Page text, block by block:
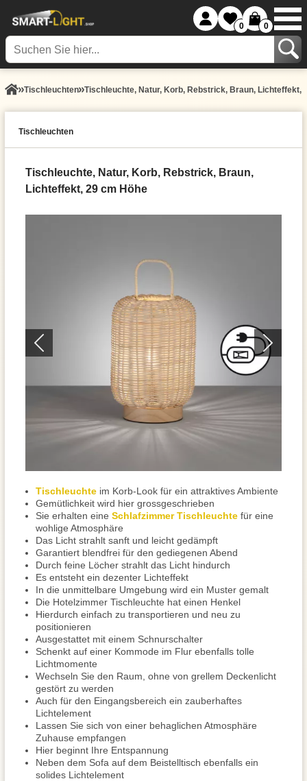
0 0
Tisch­leuchten Tischleuchte, Natur, Korb, Rebstrick, Braun, Lichteffekt,
Tisch­leuchten
Tischleuchte, Natur, Korb, Rebstrick, Braun,
Lichteffekt, 29 cm Höhe
Tischleuchte im Korb-Look für ein attraktives Ambiente
Gemütlichkeit wird hier grossgeschrieben
Sie erhalten eine Schlafzimmer Tischleuchte für eine
wohlige Atmosphäre
Das Licht strahlt sanft und leicht gedämpft
Garantiert blendfrei für den gediegenen Abend
Durch feine Löcher strahlt das Licht hindurch
Es entsteht ein dezenter Lichteffekt
In die unmittelbare Umgebung wird ein Muster gemalt
Die Hotelzimmer Tischleuchte hat einen Henkel
Hierdurch einfach zu transportieren und neu zu
positionieren
Ausgestattet mit einem Schnurschalter
Schenkt auf einer Kommode im Flur ebenfalls tolle
Lichtmomente
Wechseln Sie den Raum, ohne von grellem Deckenlicht
gestört zu werden
Auch für den Eingangsbereich ein zauberhaftes
Lichtelement
Lassen Sie sich von einer behaglichen Atmosphäre
Zuhause empfangen
Hier beginnt Ihre Entspannung
Neben dem Sofa auf dem Beistelltisch ebenfalls ein
solides Lichtelement